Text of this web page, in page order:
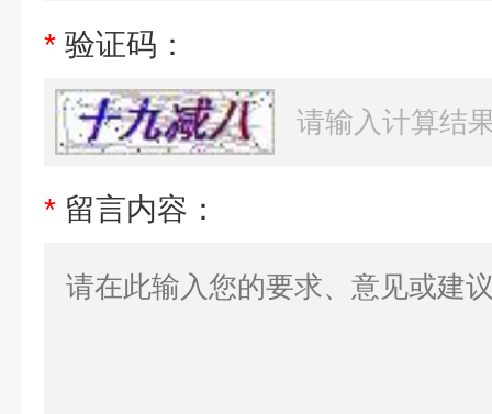
* 验证码：
* 留言内容：